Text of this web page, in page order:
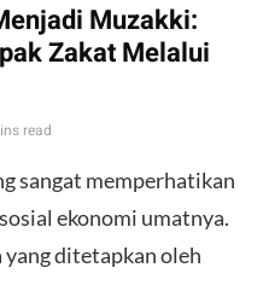
Muzakki:
Zakat Melalui
read
sangat memperhatikan
ekonomi umatnya.
ditetapkan oleh